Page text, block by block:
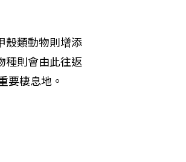
殼類動物則增添
種則會由此往返
要棲息地。